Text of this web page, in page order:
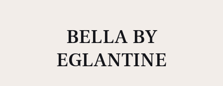
BELLA BY
EGLANTINE